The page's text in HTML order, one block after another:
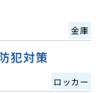
金庫
犯対策
ロッカー